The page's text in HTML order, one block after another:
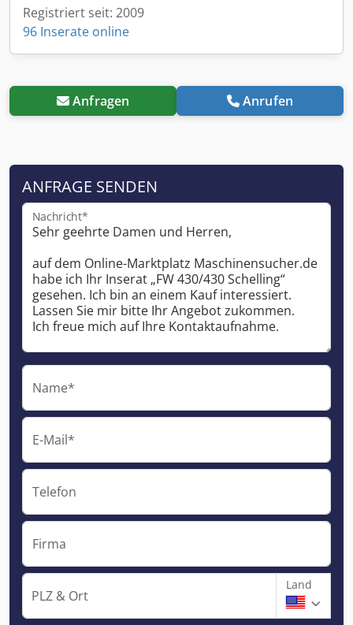
Registriert seit: 2009
96 Inserate online
Anfragen Anrufen
ANFRAGE SENDEN
Nachricht*
Name*
E-Mail*
Telefon
Firma
PLZ & Ort
Land